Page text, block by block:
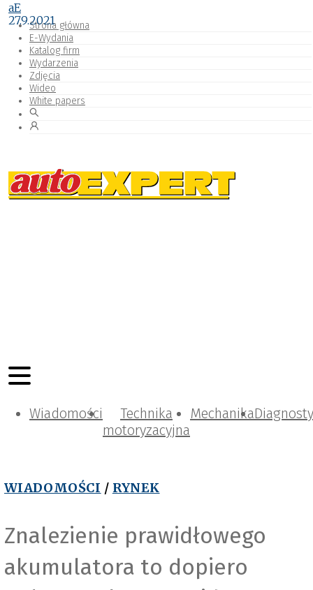
Strona główna
E-Wydania
Katalog firm
Wydarzenia
Zdjęcia
Wideo
White papers
Wiadomości
Technika
motoryzacyjna
Mechanika
WIADOMOŚCI / RYNEK
Znalezienie prawidłowego
akumulatora to dopiero
aE
27.9.2021